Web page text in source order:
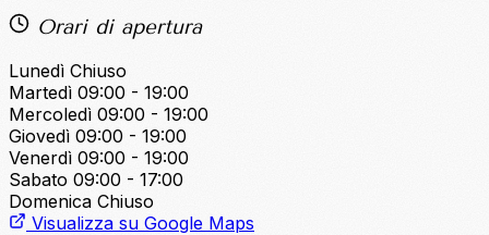
Orari di apertura
Lunedì Chiuso
Martedì 09:00 - 19:00
Mercoledì 09:00 - 19:00
Giovedì 09:00 - 19:00
Venerdì 09:00 - 19:00
Sabato 09:00 - 17:00
Domenica Chiuso
Visualizza su Google Maps